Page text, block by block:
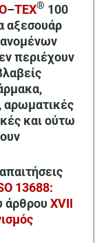
–TEX® 100
αξεσουάρ
περιέχουν
αρωματικές
και ούτω
13688:
άρθρου XVII